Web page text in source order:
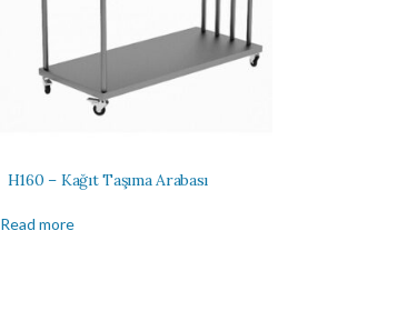
H160 – Kağıt Taşıma Arabası
Read more